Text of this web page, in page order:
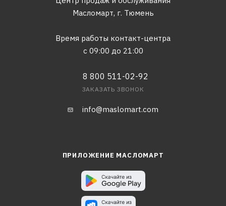
Масломарт, г. Тюмень
Время работы контакт-центра
с 09:00 до 21:00
8 800 511-02-92
ЗАКАЗАТЬ ЗВОНОК
info@maslomart.com
ПРИЛОЖЕНИЕ МАСЛОМАРТ